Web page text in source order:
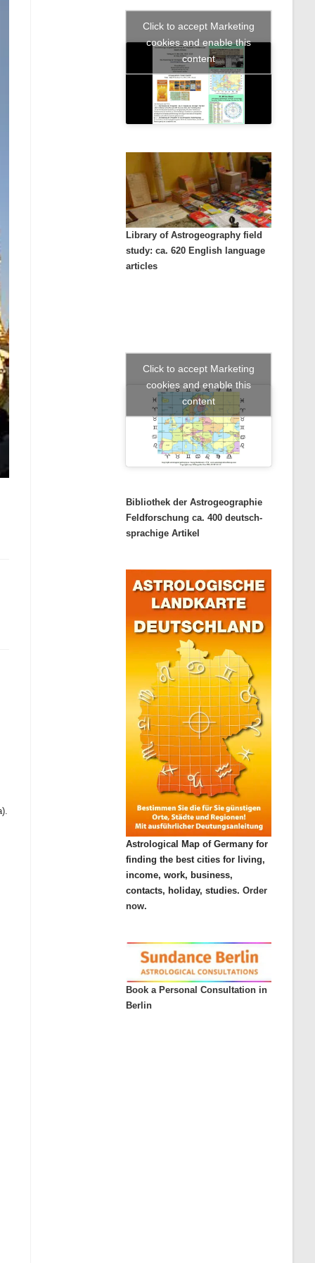
Click to accept Marketing
cookies and enable this
content
Library of Astrogeography field
study: ca. 620 English language
articles
Click to accept Marketing
cookies and enable this
content
Bibliothek der Astrogeographie
Feldforschung ca. 400 deutsch-
sprachige Artikel
Astrological Map of Germany for
finding the best cities for living,
income, work, business,
contacts, holiday, studies. Order
now.
Book a Personal Consultation in
Berlin